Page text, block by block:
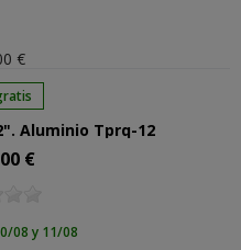
€
Aluminio Tprq-12
€
08 y 11/08